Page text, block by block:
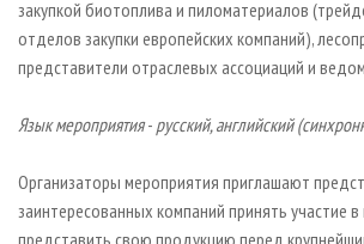
закупкой биотоплива и пиломатериалов
отделов закупки европейских компаний),
представители отраслевых ассоциаций и
Язык мероприятия- русский, английский
Организаторы мероприятия приглашают
заинтересованных компаний принять участие в
представить свою продукцию перед